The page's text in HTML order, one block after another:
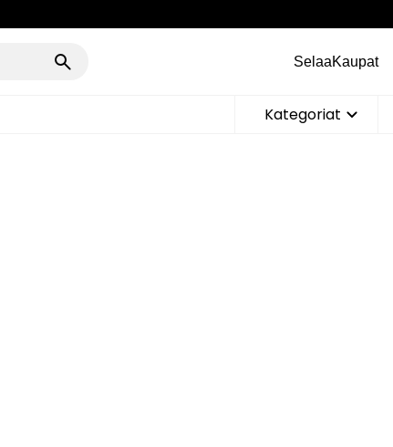
SelaaKaupat
Kategoriat